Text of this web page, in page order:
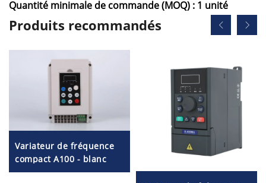
Quantité minimale de commande (MOQ) : 1 unité
Produits recommandés
Variateur de fréquence
compact A100 - blanc